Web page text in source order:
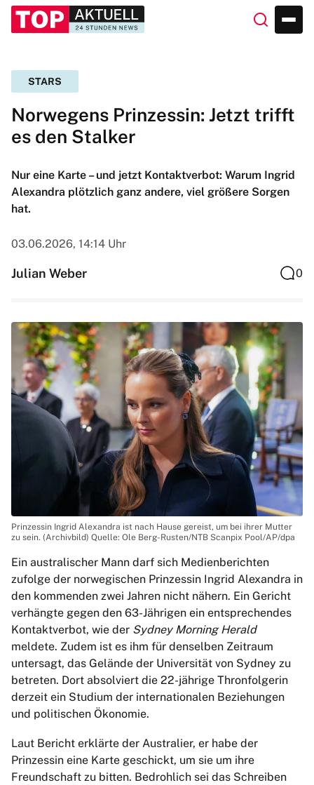
STARS
Norwegens Prinzessin: Jetzt trifft
es den Stalker
Nur eine Karte – und jetzt Kontaktverbot: Warum Ingrid
Alexandra plötzlich ganz andere, viel größere Sorgen
hat.
03.06.2026, 14:14 Uhr
Julian Weber 0
Prinzessin Ingrid Alexandra ist nach Hause gereist, um bei ihrer Mutter
zu sein. (Archivbild) Quelle: Ole Berg-Rusten/NTB Scanpix Pool/AP/dpa
Ein australischer Mann darf sich Medienberichten
zufolge der norwegischen Prinzessin Ingrid Alexandra in
den kommenden zwei Jahren nicht nähern. Ein Gericht
verhängte gegen den 63-Jährigen ein entsprechendes
Kontaktverbot, wie der Sydney Morning Herald
meldete. Zudem ist es ihm für denselben Zeitraum
untersagt, das Gelände der Universität von Sydney zu
betreten. Dort absolviert die 22-jährige Thronfolgerin
derzeit ein Studium der internationalen Beziehungen
und politischen Ökonomie.
Laut Bericht erklärte der Australier, er habe der
Prinzessin eine Karte geschickt, um sie um ihre
Freundschaft zu bitten. Bedrohlich sei das Schreiben